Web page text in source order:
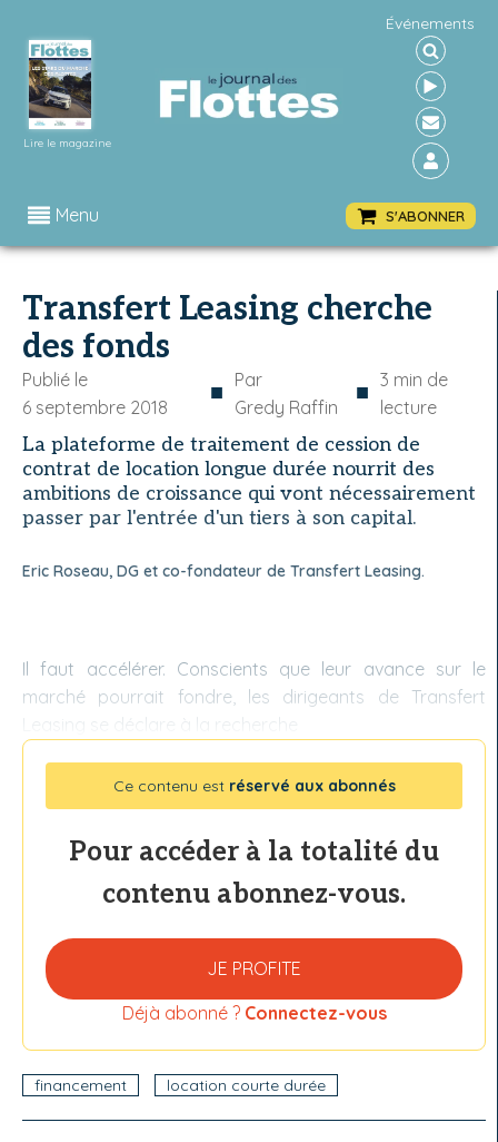
Lire le magazine
Événements
Menu S'ABONNER
Transfert Leasing cherche
des fonds
Publié le
6 septembre 2018
■ Par
Gredy Raffin
■ 3 min de
lecture
La plateforme de traitement de cession de
contrat de location longue durée nourrit des
ambitions de croissance qui vont nécessairement
passer par l'entrée d'un tiers à son capital.
Eric Roseau, DG et co-fondateur de Transfert Leasing.
Il faut accélérer. Conscients que leur avance sur le
marché pourrait fondre, les dirigeants de Transfert
Ce contenu est réservé aux abonnés
Pour accéder à la totalité du
contenu abonnez-vous.
JE PROFITE
Déjà abonné ? Connectez-vous
financement location courte durée